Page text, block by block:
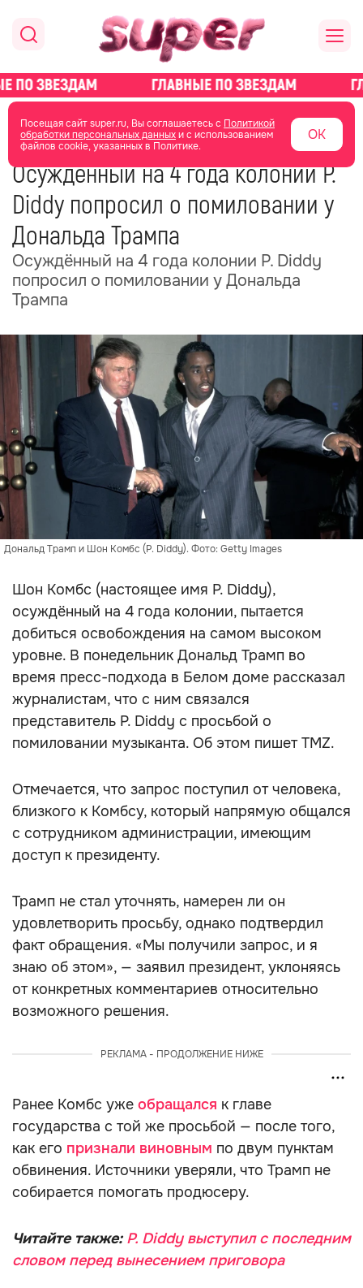
Посещая сайт super.ru, Вы соглашаетесь с Политикой
обработки персональных данныхи с использованием
файлов cookie, указанных в Политике.
ОК
главная новости о звездах новости
07 октября 2025 14:15
Осуждённый на 4 года колонии P.
Diddy попросил о помиловании у
Дональда Трампа
Осуждённый на 4 года колонии P. Diddy
попросил о помиловании у Дональда
Трампа
Дональд Трамп и Шон Комбс (P. Diddy). Фото: Getty Images
Шон Комбс (настоящее имя P. Diddy),
осуждённый на 4 года колонии, пытается
добиться освобождения на самом высоком
уровне. В понедельник Дональд Трамп во
время пресс-подхода в Белом доме рассказал
журналистам, что с ним связался
представитель P. Diddy с просьбой о
помиловании музыканта. Об этом пишет TMZ.
Отмечается, что запрос поступил от человека,
близкого к Комбсу, который напрямую общался
с сотрудником администрации, имеющим
доступ к президенту.
Трамп не стал уточнять, намерен ли он
удовлетворить просьбу, однако подтвердил
факт обращения. «Мы получили запрос, и я
знаю об этом», — заявил президент, уклоняясь
от конкретных комментариев относительно
возможного решения.
РЕКЛАМА - ПРОДОЛЖЕНИЕ НИЖЕ
Ранее Комбс уже обращался к главе
государства с той же просьбой — после того,
как его признали виновным по двум пунктам
обвинения. Источники уверяли, что Трамп не
собирается помогать продюсеру.
Читайте также: P. Diddy выступил с последним
словом перед вынесением приговора